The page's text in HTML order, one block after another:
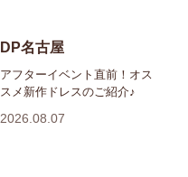
DP名古屋
アフターイベント直前！オス
スメ新作ドレスのご紹介♪
2026.08.07